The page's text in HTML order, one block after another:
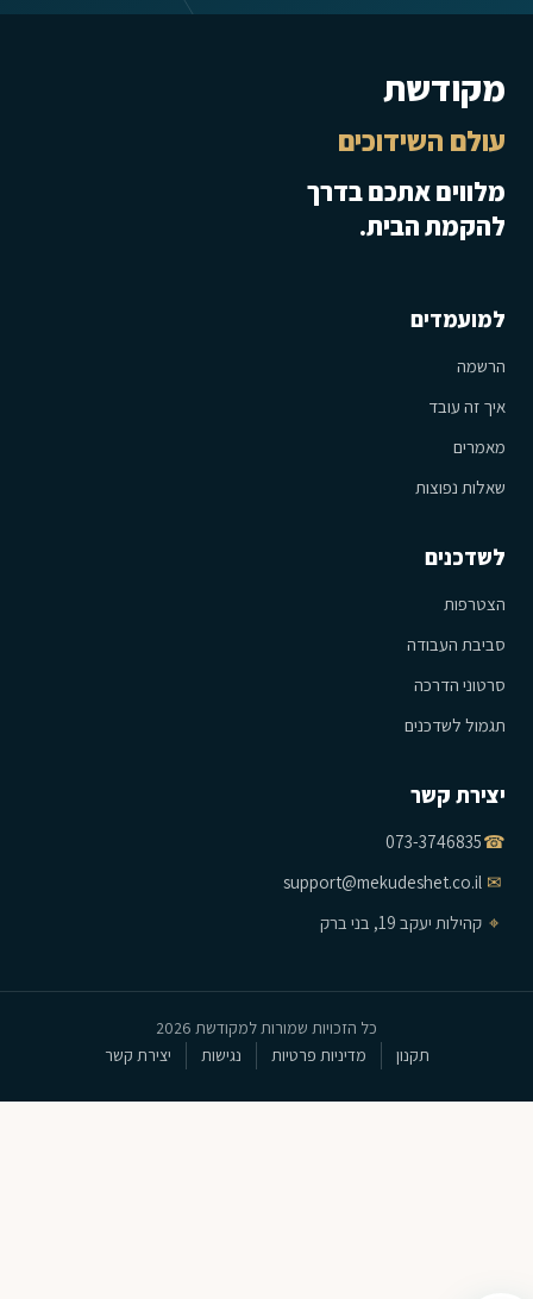
מקודשת
עולם השידוכים
מלווים אתכם בדרך
להקמת הבית.
למועמדים
הרשמה
איך זה עובד
מאמרים
שאלות נפוצות
לשדכנים
הצטרפות
סביבת העבודה
סרטוני הדרכה
תגמול לשדכנים
יצירת קשר
☎
073-3746835
✉
support@mekudeshet.co.il
⌖ קהילות יעקב 19, בני ברק
כל הזכויות שמורות למקודשת 2026
תקנון
מדיניות פרטיות נגישות יצירת קשר